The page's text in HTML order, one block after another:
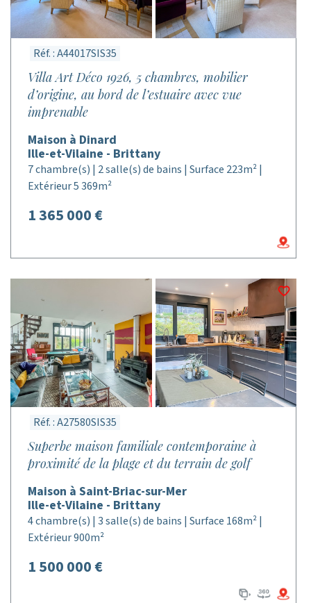
Réf. : A44017SIS35
Villa Art Déco 1926, 5 chambres, mobilier
d’origine, au bord de l’estuaire avec vue
imprenable
Maison à Dinard
Ille-et-Vilaine - Brittany
7 chambre(s) | 2 salle(s) de bains | Surface 223m² |
Extérieur 5 369m²
1 365 000 €
Réf. : A27580SIS35
Superbe maison familiale contemporaine à
proximité de la plage et du terrain de golf
Maison à Saint-Briac-sur-Mer
Ille-et-Vilaine - Brittany
4 chambre(s) | 3 salle(s) de bains | Surface 168m² |
Extérieur 900m²
1 500 000 €